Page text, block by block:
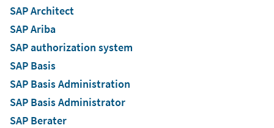
SAP Architect
SAP Ariba
SAP authorization system
SAP Basis
SAP Basis Administration
SAP Basis Administrator
SAP Berater